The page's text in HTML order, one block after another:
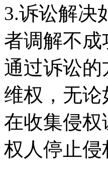
3.诉讼解决
者调解不
通过诉讼
维权，无论
在收集侵
权人停止